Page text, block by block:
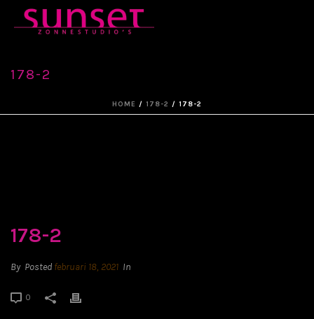
178-2
HOME / 178-2 / 178-2
178-2
By Posted februari 18, 2021 In
0